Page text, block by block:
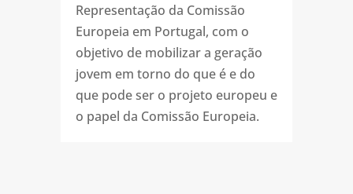
Representação da Comissão
Europeia em Portugal, com o
objetivo de mobilizar a geração
jovem em torno do que é e do
que pode ser o projeto europeu e
o papel da Comissão Europeia.